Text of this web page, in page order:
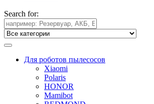
Search for:
Для роботов пылесосов
Xiaomi
Polaris
HONOR
Mamibot